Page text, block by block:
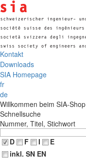
Kontakt
Downloads
SIA Homepage
fr
de
Willkommen beim SIA-Shop
Schnellsuche
Nummer, Titel, Stichwort
D
F I
E
inkl. SN EN